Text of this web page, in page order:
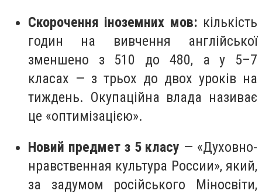
Скорочення іноземних мов: кількість
годин на вивчення англійської
зменшено з 510 до 480, а у 5–7
класах — з трьох до двох уроків на
тиждень. Окупаційна влада називає
це «оптимізацією».
Новий предмет з 5 класу — «Духовно-
нравственная культура России», який,
за задумом російського Міносвіти,